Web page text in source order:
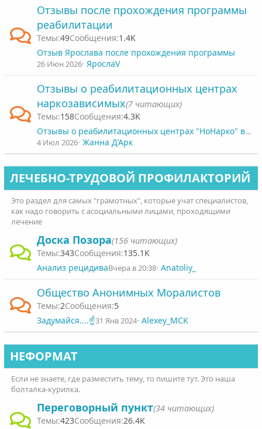
Отзывы после прохождения программы
реабилитации
49
1.4K
Отзыв Ярослава после прохождения программы
26 Июн 2026 ЯрослаV
Отзывы о реабилитационных центрах
наркозависимых(7 читающих)
158
4.3K
Отзывы о реабилитационных центрах "НоНарко" в Санкт-Петербурге
4 Июл 2026 Жанна Д’Арк
ЛЕЧЕБНО-ТРУДОВОЙ ПРОФИЛАКТОРИЙ
Это раздел для самых "грамотных", которые учат специалистов,
как надо говорить с асоциальными лицами, проходящими
лечение
Доска Позора(156 читающих)
343
135.1K
Анализ рецидиваВчера в 20:38 Anatoliy_
Общество Анонимных Моралистов
2
5
Задумайся....☝️31 Янв 2024 Alexey_MCK
НЕФОРМАТ
Если не знаете, где разместить тему, то пишите тут. Это наша
болталка-курилка.
Переговорный пункт(34 читающих)
423
26.4K